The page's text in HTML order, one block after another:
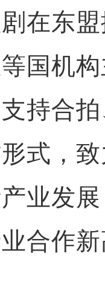
在东
国机
持合
式，
业发
合作